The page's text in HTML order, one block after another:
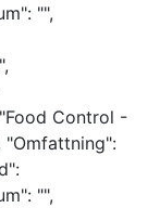
"",
Control -
"Omfattning":
"",